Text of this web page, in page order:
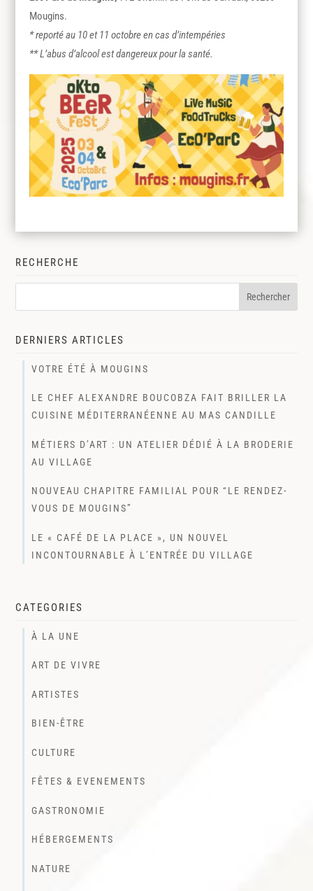
Mougins.
* reporté au 10 et 11 octobre en cas d’intempéries
** L’abus d’alcool est dangereux pour la santé.
RECHERCHE
DERNIERS ARTICLES
VOTRE ÉTÉ À MOUGINS
LE CHEF ALEXANDRE BOUCOBZA FAIT BRILLER LA
CUISINE MÉDITERRANÉENNE AU MAS CANDILLE
MÉTIERS D’ART : UN ATELIER DÉDIÉ À LA BRODERIE
AU VILLAGE
NOUVEAU CHAPITRE FAMILIAL POUR “LE RENDEZ-
VOUS DE MOUGINS”
LE « CAFÉ DE LA PLACE », UN NOUVEL
INCONTOURNABLE À L’ENTRÉE DU VILLAGE
CATEGORIES
À LA UNE
ART DE VIVRE
ARTISTES
BIEN-ÊTRE
CULTURE
FÊTES & EVENEMENTS
GASTRONOMIE
HÉBERGEMENTS
NATURE